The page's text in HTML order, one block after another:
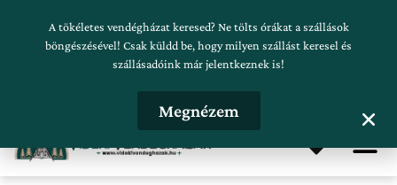
Szálláskeresés beküldése
A tökéletes vendégházat keresed? Ne tölts órákat a szállások
böngészésével! Csak küldd be, hogy milyen szállást keresel és
szállásadóink már jelentkeznek is!
Megnézem